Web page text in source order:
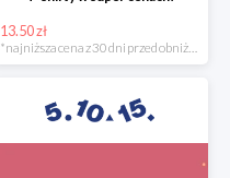
13.50 zł
*najniższa cena z 30 dni przed obniżką